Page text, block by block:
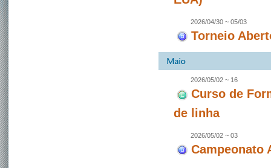
2026/04/30 ~ 05/03
Torneio
2026/05/02 ~ 16
Curso de
de linha
2026/05/02 ~ 03
Campeonato